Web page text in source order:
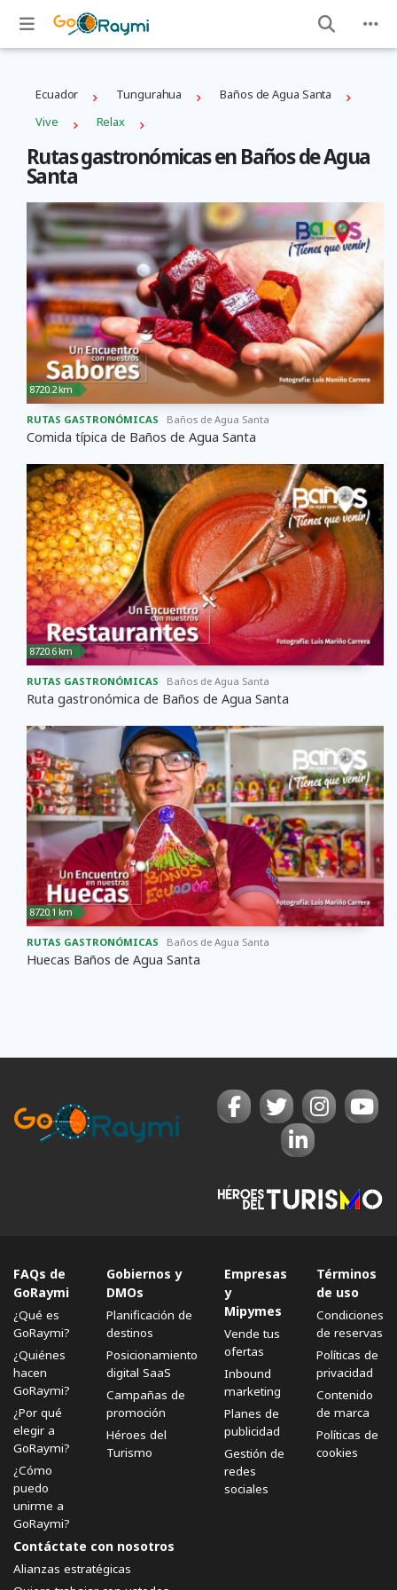
Ecuador Tungurahua
Baños de Agua Santa
Vive
Relax
Rutas gastronómicas en Baños de Agua
Santa
8720.2 km
RUTAS GASTRONÓMICAS Baños de Agua Santa
Comida típica de Baños de Agua Santa
8720.6 km
RUTAS GASTRONÓMICAS Baños de Agua Santa
Ruta gastronómica de Baños de Agua Santa
8720.1 km
RUTAS GASTRONÓMICAS Baños de Agua Santa
Huecas Baños de Agua Santa
FAQs de
GoRaymi
¿Qué es
GoRaymi?
¿Quiénes
hacen
GoRaymi?
¿Por qué
elegir a
GoRaymi?
¿Cómo
puedo
unirme a
GoRaymi?
Gobiernos y
DMOs
Planificación de
destinos
Posicionamiento
digital SaaS
Campañas de
promoción
Héroes del
Turismo
Empresas
y
Mipymes
Vende tus
ofertas
Inbound
marketing
Planes de
publicidad
Gestión de
redes
sociales
Términos
de uso
Condiciones
de reservas
Políticas de
privacidad
Contenido
de marca
Políticas de
cookies
Contáctate con nosotros
Alianzas estratégicas